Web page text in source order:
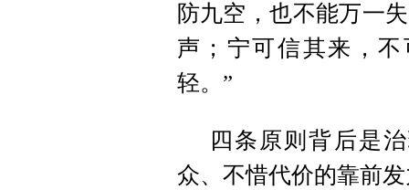
防九空，也不能万一
声；宁可信其来，
轻。”
四条原则背后是
众、不惜代价的靠前